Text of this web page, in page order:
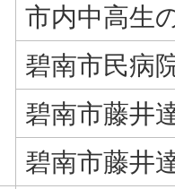
市内中高生
碧南市民病
碧南市藤井
碧南市藤井